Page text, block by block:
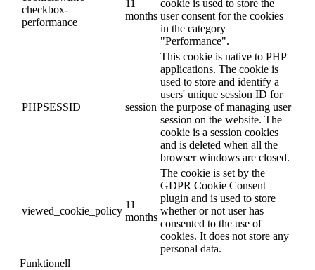
checkbox-
performance
11
months
cookie is used to store the
user consent for the cookies
in the category
"Performance".
PHPSESSID session
This cookie is native to PHP
applications. The cookie is
used to store and identify a
users' unique session ID for
the purpose of managing user
session on the website. The
cookie is a session cookies
and is deleted when all the
browser windows are closed.
viewed_cookie_policy
11
months
The cookie is set by the
GDPR Cookie Consent
plugin and is used to store
whether or not user has
consented to the use of
cookies. It does not store any
personal data.
Funktionell